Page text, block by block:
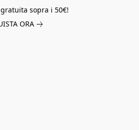
sopra i 50€!
ORA